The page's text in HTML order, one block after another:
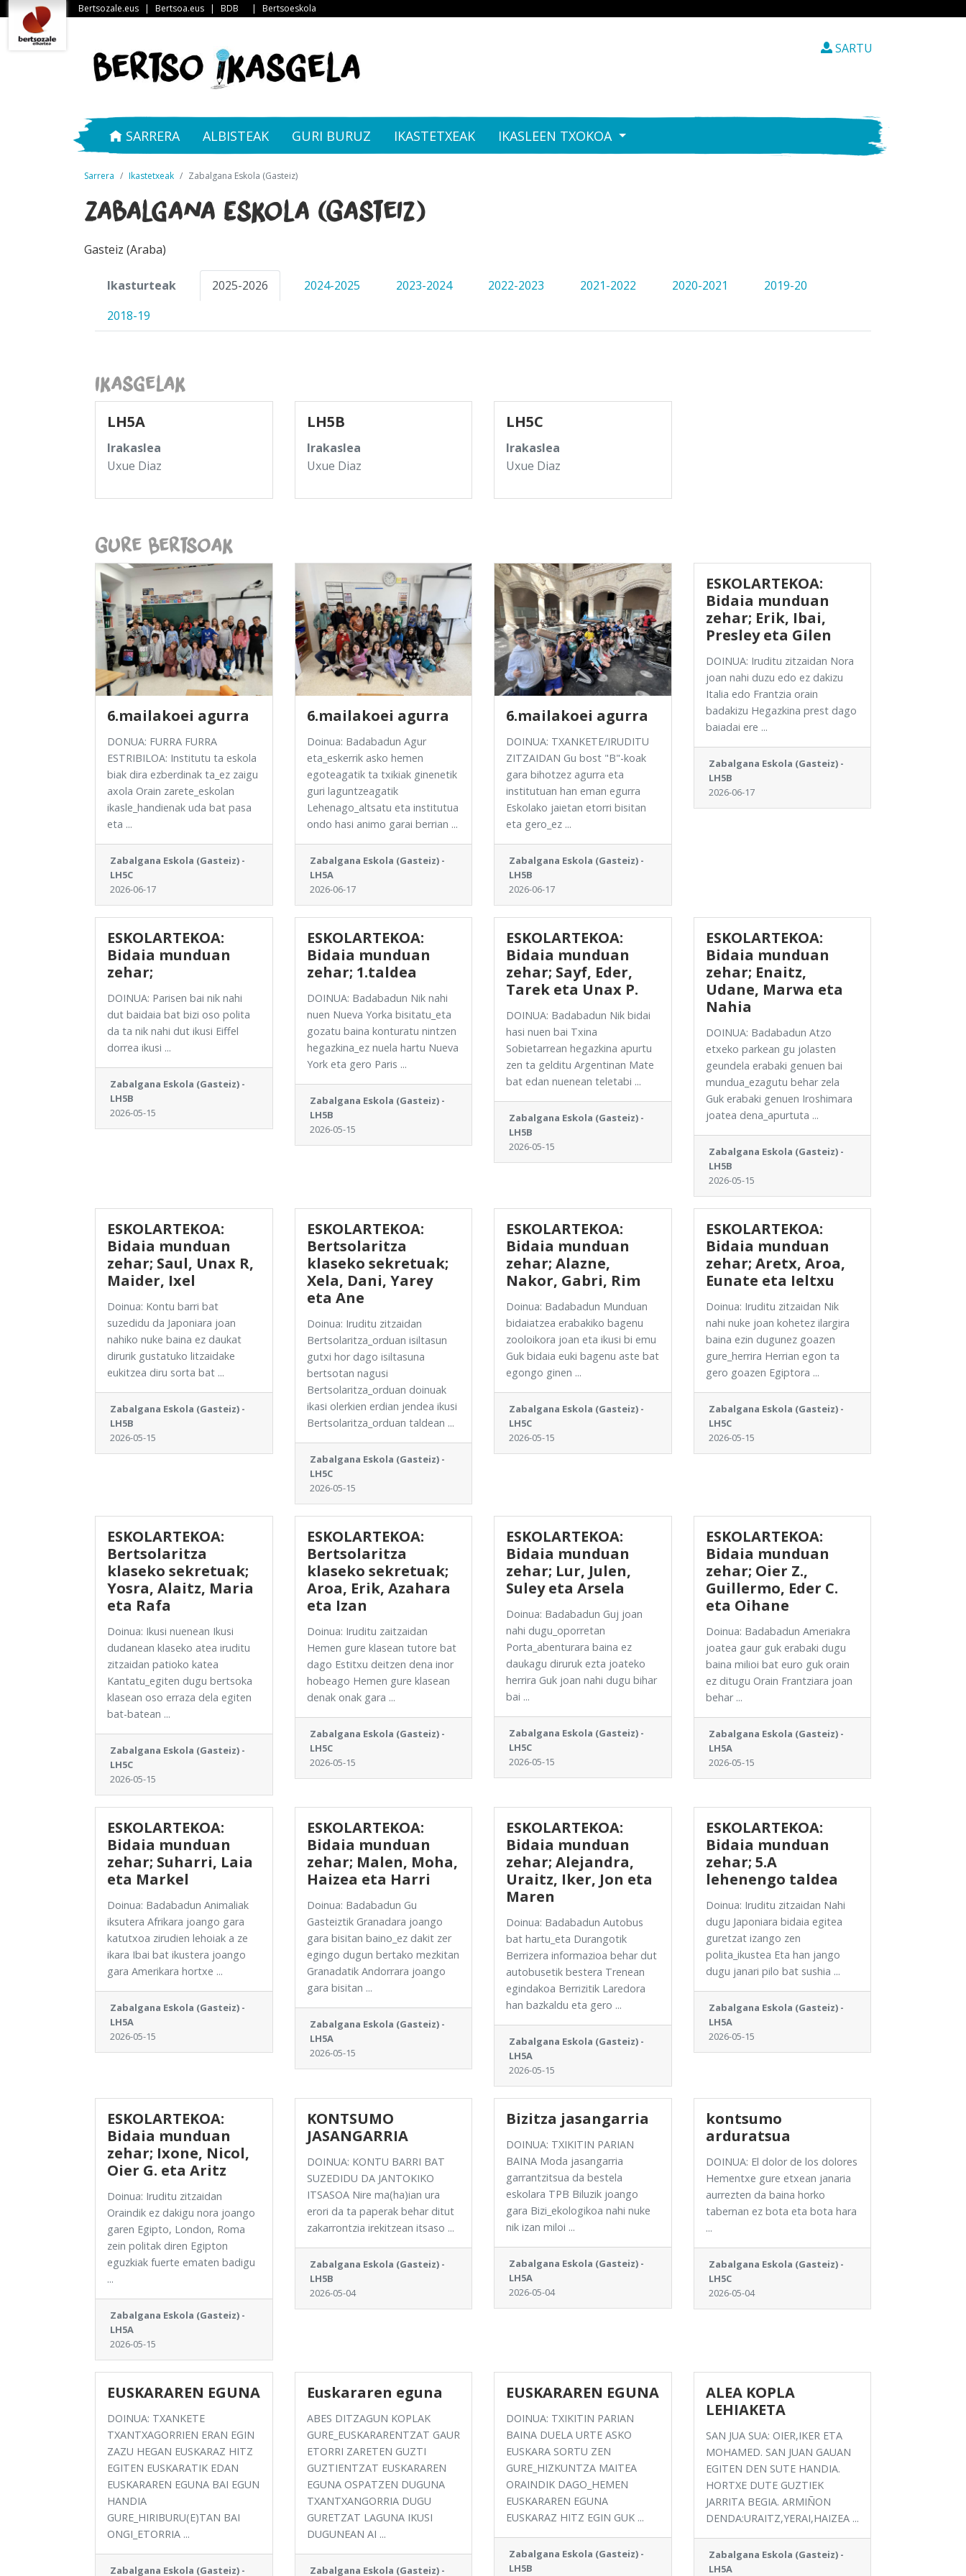
Bertsozale.eus | Bertsoa.eus | BDB | Bertsoeskola
SARTU
SARRERA ALBISTEAK GURI BURUZ IKASTETXEAK IKASLEEN TXOKOA
Sarrera Ikastetxeak Zabalgana Eskola (Gasteiz)
Zabalgana Eskola (Gasteiz)
Gasteiz (Araba)
Ikasturteak 2025-2026 2024-2025 2023-2024 2022-2023 2021-2022 2020-2021
2019-20
2018-19
Ikasgelak
LH5A
Irakaslea
Uxue Diaz
LH5B
Irakaslea
Uxue Diaz
LH5C
Irakaslea
Uxue Diaz
Gure Bertsoak
6.mailakoei agurra
DONUA: FURRA FURRA
ESTRIBILOA: Institutu ta eskola
biak dira ezberdinak ta_ez zaigu
axola Orain zarete_eskolan
ikasle_handienak uda bat pasa
eta ...
Zabalgana Eskola (Gasteiz) -
LH5C
2026-06-17
6.mailakoei agurra
Doinua: Badabadun Agur
eta_eskerrik asko hemen
egoteagatik ta txikiak ginenetik
guri laguntzeagatik
Lehenago_altsatu eta institutua
ondo hasi animo garai berrian ...
Zabalgana Eskola (Gasteiz) -
LH5A
2026-06-17
6.mailakoei agurra
DOINUA: TXANKETE/IRUDITU
ZITZAIDAN Gu bost "B"-koak
gara bihotzez agurra eta
institutuan han eman egurra
Eskolako jaietan etorri bisitan
eta gero_ez ...
Zabalgana Eskola (Gasteiz) -
LH5B
2026-06-17
ESKOLARTEKOA:
Bidaia munduan
zehar; Erik, Ibai,
Presley eta Gilen
DOINUA: Iruditu zitzaidan Nora
joan nahi duzu edo ez dakizu
Italia edo Frantzia orain
badakizu Hegazkina prest dago
baiadai ere ...
Zabalgana Eskola (Gasteiz) -
LH5B
2026-06-17
ESKOLARTEKOA:
Bidaia munduan
zehar;
DOINUA: Parisen bai nik nahi
dut baidaia bat bizi oso polita
da ta nik nahi dut ikusi Eiffel
dorrea ikusi ...
Zabalgana Eskola (Gasteiz) -
LH5B
2026-05-15
ESKOLARTEKOA:
Bidaia munduan
zehar; 1.taldea
DOINUA: Badabadun Nik nahi
nuen Nueva Yorka bisitatu_eta
gozatu baina konturatu nintzen
hegazkina_ez nuela hartu Nueva
York eta gero Paris ...
Zabalgana Eskola (Gasteiz) -
LH5B
2026-05-15
ESKOLARTEKOA:
Bidaia munduan
zehar; Sayf, Eder,
Tarek eta Unax P.
DOINUA: Badabadun Nik bidai
hasi nuen bai Txina
Sobietarrean hegazkina apurtu
zen ta gelditu Argentinan Mate
bat edan nuenean teletabi ...
Zabalgana Eskola (Gasteiz) -
LH5B
2026-05-15
ESKOLARTEKOA:
Bidaia munduan
zehar; Enaitz,
Udane, Marwa eta
Nahia
DOINUA: Badabadun Atzo
etxeko parkean gu jolasten
geundela erabaki genuen bai
mundua_ezagutu behar zela
Guk erabaki genuen Iroshimara
joatea dena_apurtuta ...
Zabalgana Eskola (Gasteiz) -
LH5B
2026-05-15
ESKOLARTEKOA:
Bidaia munduan
zehar; Saul, Unax R,
Maider, Ixel
Doinua: Kontu barri bat
suzedidu da Japoniara joan
nahiko nuke baina ez daukat
dirurik gustatuko litzaidake
eukitzea diru sorta bat ...
Zabalgana Eskola (Gasteiz) -
LH5B
2026-05-15
ESKOLARTEKOA:
Bertsolaritza
klaseko sekretuak;
Xela, Dani, Yarey
eta Ane
Doinua: Iruditu zitzaidan
Bertsolaritza_orduan isiltasun
gutxi hor dago isiltasuna
bertsotan nagusi
Bertsolaritza_orduan doinuak
ikasi olerkien erdian jendea ikusi
Bertsolaritza_orduan taldean ...
Zabalgana Eskola (Gasteiz) -
LH5C
2026-05-15
ESKOLARTEKOA:
Bidaia munduan
zehar; Alazne,
Nakor, Gabri, Rim
Doinua: Badabadun Munduan
bidaiatzea erabakiko bagenu
zooloikora joan eta ikusi bi emu
Guk bidaia euki bagenu aste bat
egongo ginen ...
Zabalgana Eskola (Gasteiz) -
LH5C
2026-05-15
ESKOLARTEKOA:
Bidaia munduan
zehar; Aretx, Aroa,
Eunate eta Ieltxu
Doinua: Iruditu zitzaidan Nik
nahi nuke joan kohetez ilargira
baina ezin dugunez goazen
gure_herrira Herrian egon ta
gero goazen Egiptora ...
Zabalgana Eskola (Gasteiz) -
LH5C
2026-05-15
ESKOLARTEKOA:
Bertsolaritza
klaseko sekretuak;
Yosra, Alaitz, Maria
eta Rafa
Doinua: Ikusi nuenean Ikusi
dudanean klaseko atea iruditu
zitzaidan patioko katea
Kantatu_egiten dugu bertsoka
klasean oso erraza dela egiten
bat-batean ...
Zabalgana Eskola (Gasteiz) -
LH5C
2026-05-15
ESKOLARTEKOA:
Bertsolaritza
klaseko sekretuak;
Aroa, Erik, Azahara
eta Izan
Doinua: Iruditu zaitzaidan
Hemen gure klasean tutore bat
dago Estitxu deitzen dena inor
hobeago Hemen gure klasean
denak onak gara ...
Zabalgana Eskola (Gasteiz) -
LH5C
2026-05-15
ESKOLARTEKOA:
Bidaia munduan
zehar; Lur, Julen,
Suley eta Arsela
Doinua: Badabadun Guj joan
nahi dugu_oporretan
Porta_abenturara baina ez
daukagu diruruk ezta joateko
herrira Guk joan nahi dugu bihar
bai ...
Zabalgana Eskola (Gasteiz) -
LH5C
2026-05-15
ESKOLARTEKOA:
Bidaia munduan
zehar; Oier Z.,
Guillermo, Eder C.
eta Oihane
Doinua: Badabadun Ameriakra
joatea gaur guk erabaki dugu
baina milioi bat euro guk orain
ez ditugu Orain Frantziara joan
behar ...
Zabalgana Eskola (Gasteiz) -
LH5A
2026-05-15
ESKOLARTEKOA:
Bidaia munduan
zehar; Suharri, Laia
eta Markel
Doinua: Badabadun Animaliak
iksutera Afrikara joango gara
katutxoa zirudien lehoiak a ze
ikara Ibai bat ikustera joango
gara Amerikara hortxe ...
Zabalgana Eskola (Gasteiz) -
LH5A
2026-05-15
ESKOLARTEKOA:
Bidaia munduan
zehar; Malen, Moha,
Haizea eta Harri
Doinua: Badabadun Gu
Gasteiztik Granadara joango
gara bisitan baino_ez dakit zer
egingo dugun bertako mezkitan
Granadatik Andorrara joango
gara bisitan ...
Zabalgana Eskola (Gasteiz) -
LH5A
2026-05-15
ESKOLARTEKOA:
Bidaia munduan
zehar; Alejandra,
Uraitz, Iker, Jon eta
Maren
Doinua: Badabadun Autobus
bat hartu_eta Durangotik
Berrizera informazioa behar dut
autobusetik bestera Trenean
egindakoa Berrizitik Laredora
han bazkaldu eta gero ...
Zabalgana Eskola (Gasteiz) -
LH5A
2026-05-15
ESKOLARTEKOA:
Bidaia munduan
zehar; 5.A
lehenengo taldea
Doinua: Iruditu zitzaidan Nahi
dugu Japoniara bidaia egitea
guretzat izango zen
polita_ikustea Eta han jango
dugu janari pilo bat sushia ...
Zabalgana Eskola (Gasteiz) -
LH5A
2026-05-15
ESKOLARTEKOA:
Bidaia munduan
zehar; Ixone, Nicol,
Oier G. eta Aritz
Doinua: Iruditu zitzaidan
Oraindik ez dakigu nora joango
garen Egipto, London, Roma
zein politak diren Egipton
eguzkiak fuerte ematen badigu
...
Zabalgana Eskola (Gasteiz) -
LH5A
2026-05-15
KONTSUMO
JASANGARRIA
DOINUA: KONTU BARRI BAT
SUZEDIDU DA JANTOKIKO
ITSASOA Nire ma(ha)ian ura
erori da ta paperak behar ditut
zakarrontzia irekitzean itsaso ...
Zabalgana Eskola (Gasteiz) -
LH5B
2026-05-04
Bizitza jasangarria
DOINUA: TXIKITIN PARIAN
BAINA Moda jasangarria
garrantzitsua da bestela
eskolara TPB Biluzik joango
gara Bizi_ekologikoa nahi nuke
nik izan miloi ...
Zabalgana Eskola (Gasteiz) -
LH5A
2026-05-04
kontsumo
arduratsua
DOINUA: El dolor de los dolores
Hementxe gure etxean janaria
aurrezten da baina horko
tabernan ez bota eta bota hara
...
Zabalgana Eskola (Gasteiz) -
LH5C
2026-05-04
EUSKARAREN EGUNA
DOINUA: TXANKETE
TXANTXAGORRIEN ERAN EGIN
ZAZU HEGAN EUSKARAZ HITZ
EGITEN EUSKARATIK EDAN
EUSKARAREN EGUNA BAI EGUN
HANDIA
GURE_HIRIBURU(E)TAN BAI
ONGI_ETORRIA ...
Zabalgana Eskola (Gasteiz) -
Euskararen eguna
ABES DITZAGUN KOPLAK
GURE_EUSKARARENTZAT GAUR
ETORRI ZARETEN GUZTI
GUZTIENTZAT EUSKARAREN
EGUNA OSPATZEN DUGUNA
TXANTXANGORRIA DUGU
GURETZAT LAGUNA IKUSI
DUGUNEAN AI ...
Zabalgana Eskola (Gasteiz) -
EUSKARAREN EGUNA
DOINUA: TXIKITIN PARIAN
BAINA DUELA URTE ASKO
EUSKARA SORTU ZEN
GURE_HIZKUNTZA MAITEA
ORAINDIK DAGO_HEMEN
EUSKARAREN EGUNA
EUSKARAZ HITZ EGIN GUK ...
Zabalgana Eskola (Gasteiz) -
LH5B
ALEA KOPLA
LEHIAKETA
SAN JUA SUA: OIER,IKER ETA
MOHAMED. SAN JUAN GAUAN
EGITEN DEN SUTE HANDIA.
HORTXE DUTE GUZTIEK
JARRITA BEGIA. ARMIÑON
DENDA:URAITZ,YERAI,HAIZEA ...
Zabalgana Eskola (Gasteiz) -
LH5A